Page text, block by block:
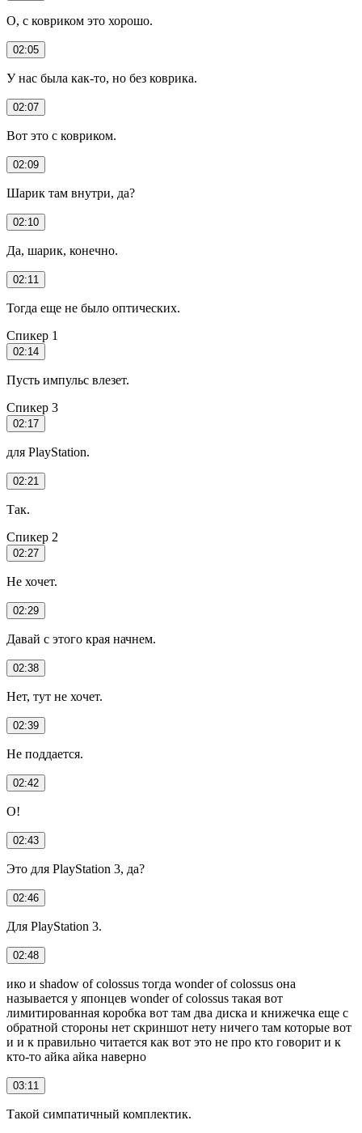
О, с ковриком это хорошо.
02:05
У нас была как-то, но без коврика.
02:07
Вот это с ковриком.
02:09
Шарик там внутри, да?
02:10
Да, шарик, конечно.
02:11
Тогда еще не было оптических.
Спикер 1
02:14
Пусть импульс влезет.
Спикер 3
02:17
для PlayStation.
02:21
Так.
Спикер 2
02:27
Не хочет.
02:29
Давай с этого края начнем.
02:38
Нет, тут не хочет.
02:39
Не поддается.
02:42
О!
02:43
Это для PlayStation 3, да?
02:46
Для PlayStation 3.
02:48
ико и shadow of colossus тогда wonder of colossus она
называется у японцев wonder of colossus такая вот
лимитированная коробка вот там два диска и книжечка еще с
обратной стороны нет скриншот нету ничего там которые вот
и и к правильно читается как вот это не про кто говорит и к
кто-то айка айка наверно
03:11
Такой симпатичный комплектик.